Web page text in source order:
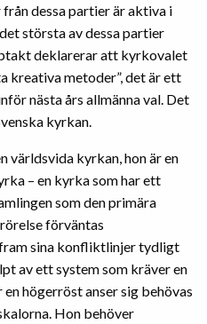
dessa partier är aktiva i
största av dessa partier
deklarerar att kyrkovalet
kreativa metoder”, det är ett
nästa års allmänna val. Det
kyrkan.
världsvida kyrkan, hon är en
– en kyrka som har ett
som den primära
förväntas
sina konfliktlinjer tydligt
av ett system som kräver en
högerröst anser sig behövas
Hon behöver